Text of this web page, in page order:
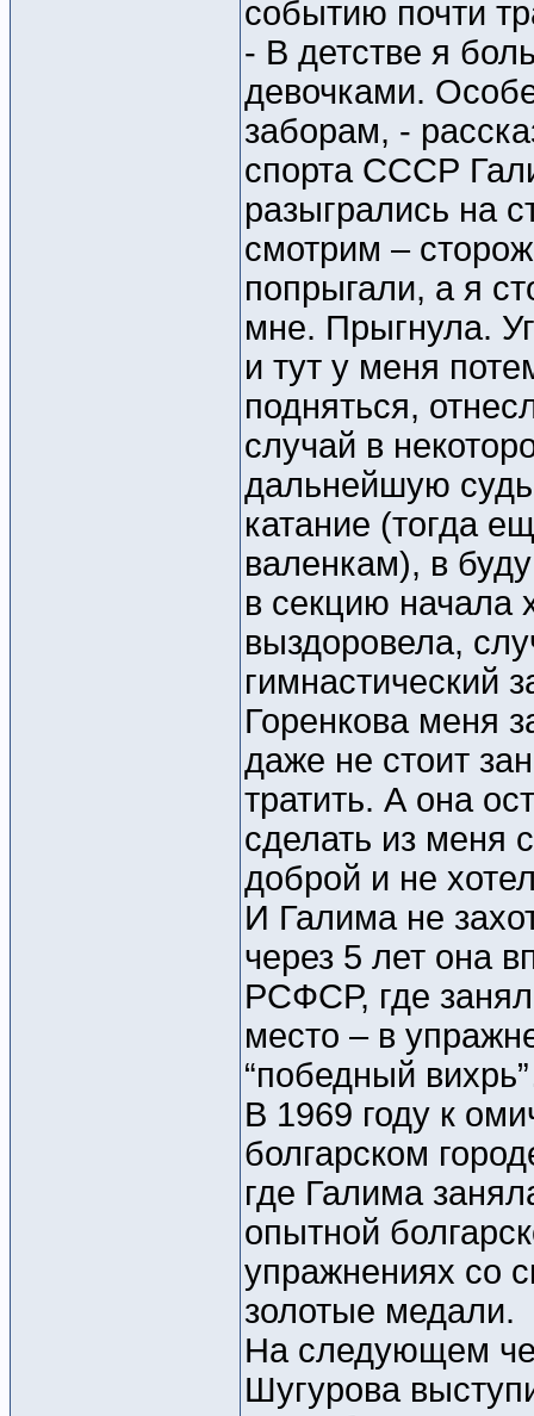
событию почти
- В детстве я
девочками.
заборам, -
спорта СССР
разыгрались на
смотрим –
попрыгали, а я
мне. Прыгнула.
и тут у меня
подняться,
случай в
дальнейшую
катание (тогда
валенкам), в
в секцию начала
выздоровела,
гимнастический
Горенкова меня
даже не стоит
тратить. А она
сделать из меня
доброй и не
И Галима не
через 5 лет она
РСФСР, где
место – в
“победный
В 1969 году к
болгарском
где Галима
опытной
упражнениях со
золотые медали.
На следующем
Шугурова